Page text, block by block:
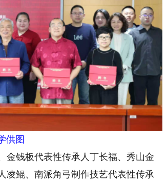
供图
钱板代表性传承人丁长福、秀山金
凌鲲、南派角弓制作技艺代表性传承